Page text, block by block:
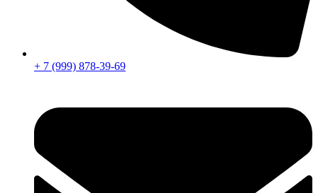
+ 7 (999) 878-39-69